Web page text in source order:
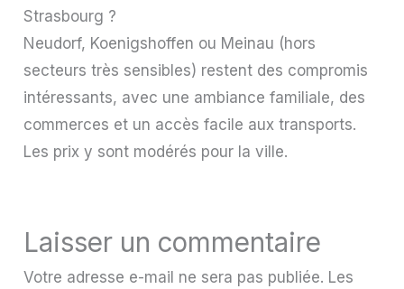
Strasbourg ?
Neudorf, Koenigshoffen ou Meinau (hors
secteurs très sensibles) restent des compromis
intéressants, avec une ambiance familiale, des
commerces et un accès facile aux transports.
Les prix y sont modérés pour la ville.
Laisser un commentaire
Votre adresse e-mail ne sera pas publiée. Les